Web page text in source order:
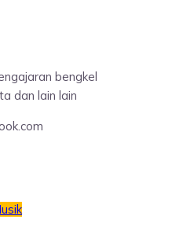
bengkel
dan lain lain